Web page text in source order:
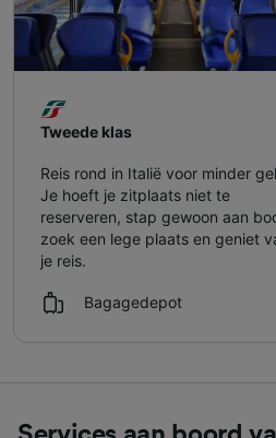
Tweede klas
Reis rond in Italië voor minder
Je hoeft je zitplaats niet te
reserveren, stap gewoon aan
zoek een lege plaats en geniet
je reis.
Bagagedepot